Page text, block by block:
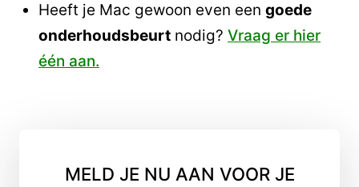
Heeft je Mac gewoon even een goede
onderhoudsbeurt nodig? Vraag er hier
één aan.
MELD JE NU AAN VOOR JE